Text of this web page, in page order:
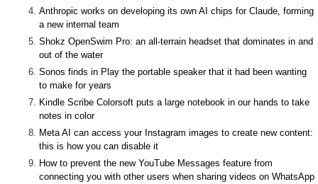
Anthropic works on developing its own AI chips for Claude, forming
a new internal team
Shokz OpenSwim Pro: an all-terrain headset that dominates in and
out of the water
Sonos finds in Play the portable speaker that it had been wanting
to make for years
Kindle Scribe Colorsoft puts a large notebook in our hands to take
notes in color
Meta AI can access your Instagram images to create new content:
this is how you can disable it
How to prevent the new YouTube Messages feature from
connecting you with other users when sharing videos on WhatsApp